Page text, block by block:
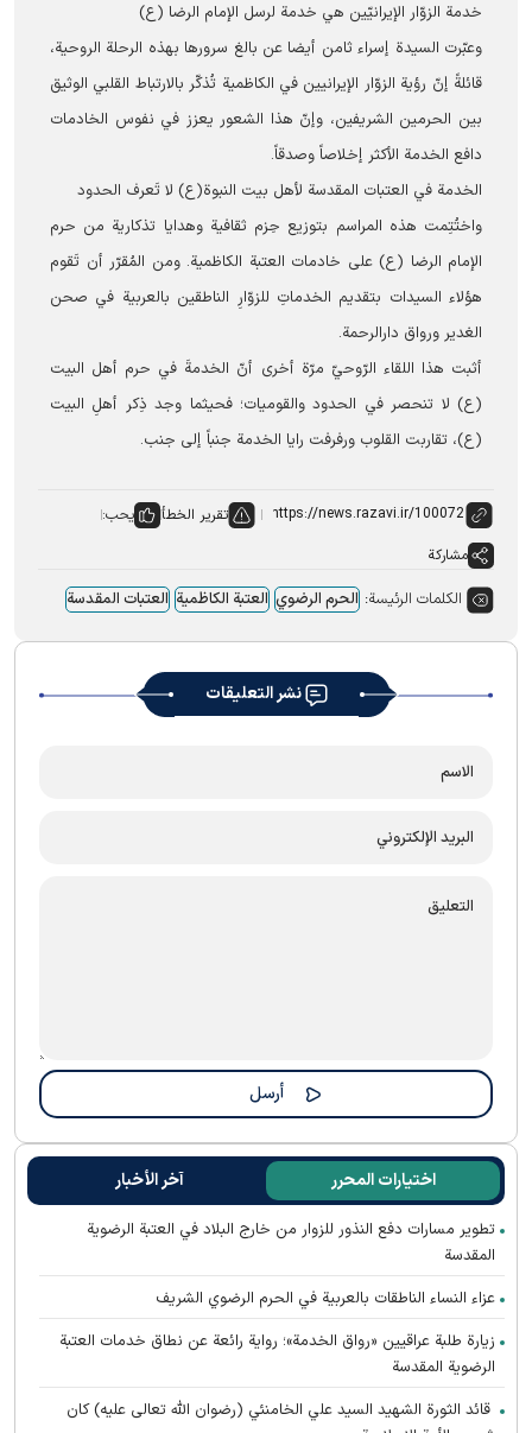
خدمة الزوّار الإيرانيّين هي خدمة لرسل الإمام الرضا (ع)
وعبّرت السیدة إسراء ثامن أيضا عن بالغ سرورها بهذه الرحلة الروحية،
قائلةً إنّ رؤية الزوّار الإيرانيين في الكاظمية تُذكّر بالارتباط القلبي الوثيق
بين الحرمين الشريفين، وإنّ هذا الشعور يعزز في نفوس الخادمات
دافع الخدمة الأكثر إخلاصاً وصدقاً.
الخدمة في العتبات المقدسة لأهل بیت النبوة(ع) لا تَعرف الحدود
واختُتِمت هذه المراسم بتوزيع حِزم ثقافية وهدايا تذكارية من حرم
الإمام الرضا (ع) على خادمات العتبة الكاظمية. ومن المُقرّر أن تَقوم
هؤلاء السيدات بتقديم الخدماتِ للزوّارِ الناطقين بالعربية في صحن
الغدير ورواق دارالرحمة.
أثبت هذا اللقاء الرّوحيّ مرّة أخرى أنّ الخدمةَ في حرم أهل البيت
(ع) لا تنحصر في الحدود والقوميات؛ فحيثما وجد ذِكر أهلِ البيت
(ع)، تقاربت القلوب ورفرفت رايا الخدمة جنباً إلى جنب.
تقرير الخطأ
يحب:
مشاركة
الكلمات الرئيسة: الحرم الرضوي العتبة الکاظمیة العتبات المقدسة
نشر التعليقات
اختيارات المحرر آخر الأخبار
تطوير مسارات دفع النذور للزوار من خارج البلاد في العتبة الرضوية
المقدسة
عزاء النساء الناطقات بالعربية في الحرم الرضوي الشريف
زيارة طلبة عراقيين «رواق الخدمة»؛ رواية رائعة عن نطاق خدمات العتبة
الرضوية المقدسة
قائد الثورة الشهيد السيد علي الخامنئي (رضوان الله تعالى عليه) كان